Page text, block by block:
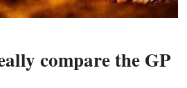
compare the GP